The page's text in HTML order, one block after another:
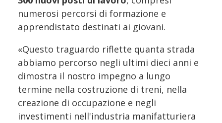
numerosi percorsi di formazione e
apprendistato destinati ai giovani.
«Questo traguardo riflette quanta strada
abbiamo percorso negli ultimi dieci anni e
dimostra il nostro impegno a lungo
termine nella costruzione di treni, nella
creazione di occupazione e negli
investimenti nell'industria manifatturiera